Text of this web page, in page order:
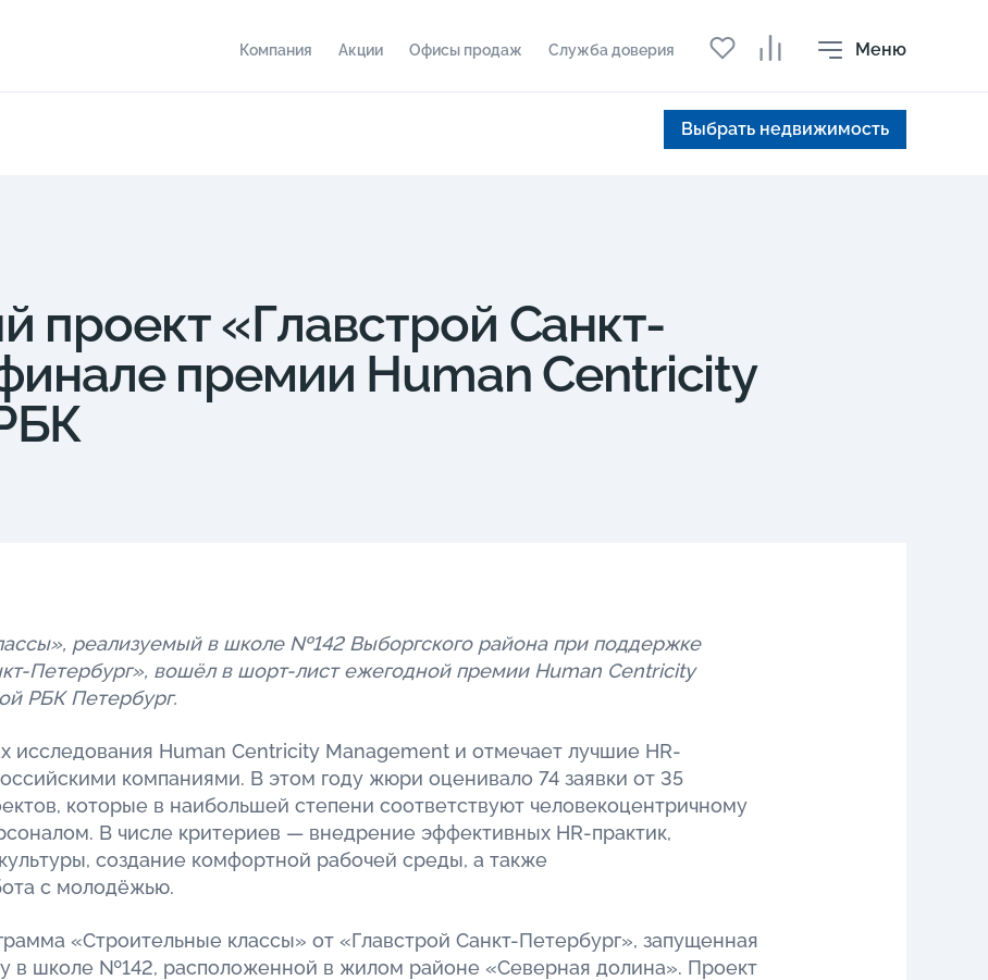
Компания Акции Офисы продаж Служба доверия Меню
Выбрать недвижимость
проект «Главстрой Санкт-
премии Human Centricity
реализуемый в школе №142 Выборгского района при поддержке
Петербург», вошёл в шорт-лист ежегодной премии Human Centricity
РБК Петербург.
исследования Human Centricity Management и отмечает лучшие HR-
компаниями. В этом году жюри оценивало 74 заявки от 35
которые в наибольшей степени соответствуют человекоцентричному
В числе критериев — внедрение эффективных HR-практик,
создание комфортной рабочей среды, а также
с молодёжью.
«Строительные классы» от «Главстрой Санкт-Петербург», запущенная
в школе №142, расположенной в жилом районе «Северная долина». Проект